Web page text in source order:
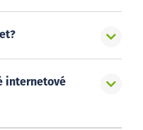
internetové